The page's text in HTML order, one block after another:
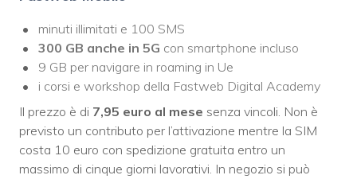
minuti illimitati e 100 SMS
300 GB anche in 5G con smartphone incluso
9 GB per navigare in roaming in Ue
i corsi e workshop della Fastweb Digital Academy
Il prezzo è di 7,95 euro al mese senza vincoli. Non è
previsto un contributo per l’attivazione mentre la SIM
costa 10 euro con spedizione gratuita entro un
massimo di cinque giorni lavorativi. In negozio si può